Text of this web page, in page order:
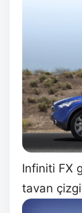
Infiniti FX
tavan